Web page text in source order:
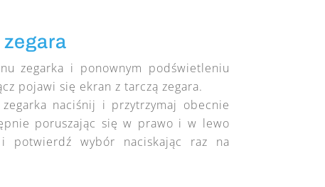
zegarka i ponownym podświetleniu
pojawi się ekran z tarczą zegara.
naciśnij i przytrzymaj obecnie
poruszając się w prawo i w lewo
potwierdź wybór naciskając raz na